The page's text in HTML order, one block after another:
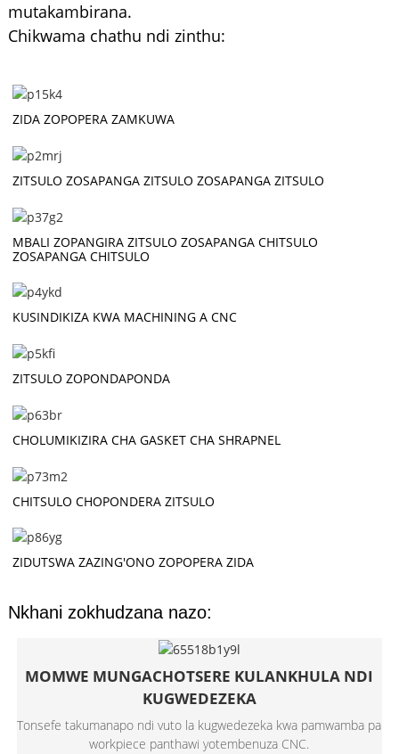
mutakambirana.
Chikwama chathu ndi zinthu:
ZIDA ZOPOPERA ZAMKUWA
ZITSULO ZOSAPANGA ZITSULO ZOSAPANGA ZITSULO
MBALI ZOPANGIRA ZITSULO ZOSAPANGA CHITSULO
ZOSAPANGA CHITSULO
KUSINDIKIZA KWA MACHINING A CNC
ZITSULO ZOPONDAPONDA
CHOLUMIKIZIRA CHA GASKET CHA SHRAPNEL
CHITSULO CHOPONDERA ZITSULO
ZIDUTSWA ZAZING'ONO ZOPOPERA ZIDA
Nkhani zokhudzana nazo:
MOMWE MUNGACHOTSERE KULANKHULA NDI
KUGWEDEZEKA
Tonsefe takumanapo ndi vuto la kugwedezeka kwa pamwamba pa
workpiece panthawi yotembenuza CNC.